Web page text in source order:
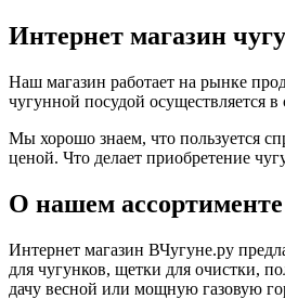
Интернет магазин
Наш магазин работает на рынке
чугунной посудой осуществляется
Мы хорошо знаем, что пользуется
ценой. Что делает приобретение
О нашем ассортименте
Интернет магазин ВЧугуне.ру
для чугунков, щетки для очистки,
дачу весной или мощную газовую